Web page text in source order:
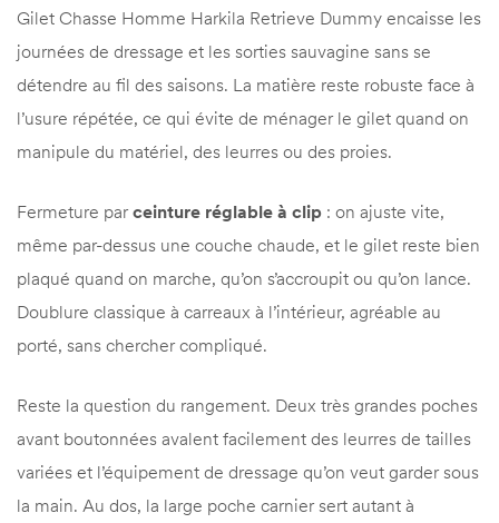
Gilet Chasse Homme Harkila Retrieve Dummy encaisse les
journées de dressage et les sorties sauvagine sans se
détendre au fil des saisons. La matière reste robuste face à
l’usure répétée, ce qui évite de ménager le gilet quand on
manipule du matériel, des leurres ou des proies.
Fermeture parceinture réglable à clip : on ajuste vite,
même par-dessus une couche chaude, et le gilet reste bien
plaqué quand on marche, qu’on s’accroupit ou qu’on lance.
Doublure classique à carreaux à l’intérieur, agréable au
porté, sans chercher compliqué.
Reste la question du rangement. Deux très grandes poches
avant boutonnées avalent facilement des leurres de tailles
variées et l’équipement de dressage qu’on veut garder sous
la main. Au dos, la large poche carnier sert autant à